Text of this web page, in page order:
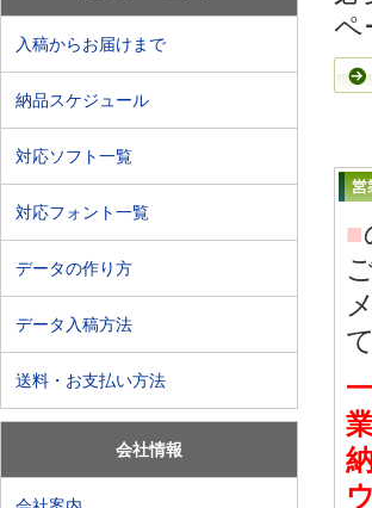
入稿からお届けまで
納品スケジュール
対応ソフト一覧
対応フォント一覧
データの作り方
データ入稿方法
送料・お支払い方法
会社情報
ペ
■